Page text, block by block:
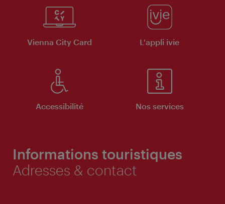
Vienna City Card L'appli ivie
Accessibilité Nos services
Informations touristiques
Adresses & contact